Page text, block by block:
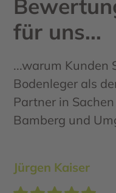
für uns...
...warum Kunden
Bodenleger als
Partner in
Bamberg und
Jürgen Kaiser